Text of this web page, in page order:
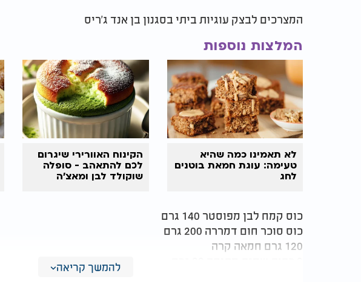
המצרכים לבצק עוגיות ביתי בסגנון בן אנד ג'ריס​
המלצות נוספות
לא תאמינו כמה שהיא
טעימה: עוגת חמאת בוטנים
לחג
הקינוח האוורירי שיגרום
לכם להתאהב - סופלה
שוקולד לבן ומאצ’ה
כוס קמח לבן מפוסטר 140 גרם​
כוס סוכר חום דמררה 200 גרם​
120 גרם חמאה קרה​
להמשך קריאה